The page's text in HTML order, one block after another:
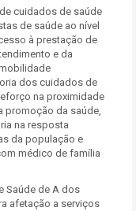
cuidados de saúde
de saúde ao nível
à prestação de
e da
dos cuidados de
na proximidade
promoção da saúde,
na resposta
da população e
médico de família
Saúde de A dos
afetação a serviços